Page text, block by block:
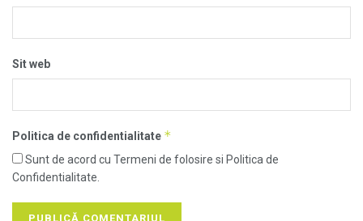
Sit web
Politica de confidentialitate *
Sunt de acord cu Termeni de folosire si Politica de
Confidentialitate.